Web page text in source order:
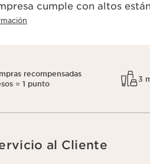
cumple con altos
recompensadas
= 1 punto
3
al Cliente